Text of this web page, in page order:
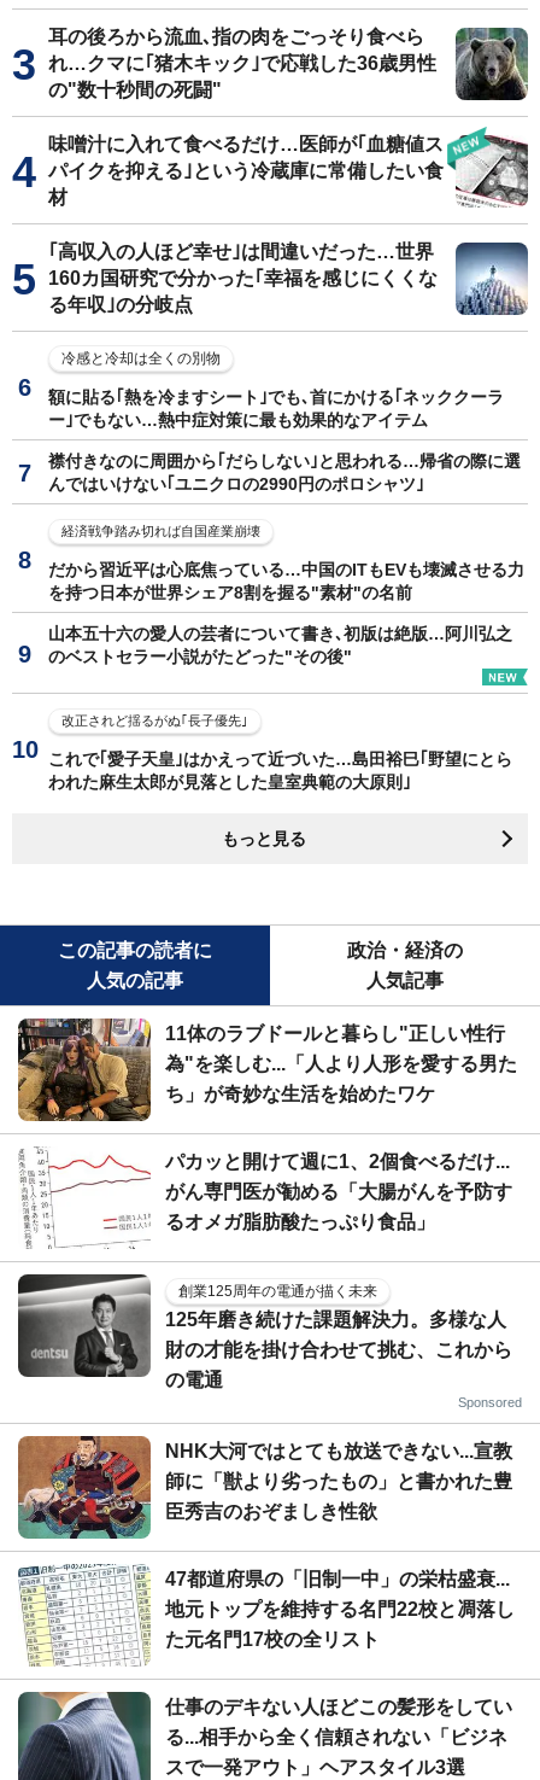
耳の後ろから流血､指の肉をごっそり食べら
れ…クマに｢猪木キック｣で応戦した36歳男性
の"数十秒間の死闘"
味噌汁に入れて食べるだけ…医師が｢血糖値ス
パイクを抑える｣という冷蔵庫に常備したい食
材
｢高収入の人ほど幸せ｣は間違いだった…世界
160カ国研究で分かった｢幸福を感じにくくな
る年収｣の分岐点
冷感と冷却は全くの別物
額に貼る｢熱を冷ますシート｣でも､首にかける｢ネッククーラ
ー｣でもない…熱中症対策に最も効果的なアイテム
襟付きなのに周囲から｢だらしない｣と思われる…帰省の際に選
んではいけない｢ユニクロの2990円のポロシャツ｣
経済戦争踏み切れば自国産業崩壊
だから習近平は心底焦っている…中国のITもEVも壊滅させる力
を持つ日本が世界シェア8割を握る"素材"の名前
山本五十六の愛人の芸者について書き､初版は絶版…阿川弘之
のベストセラー小説がたどった"その後"
改正されど揺るがぬ｢長子優先｣
これで｢愛子天皇｣はかえって近づいた…島田裕巳｢野望にとら
われた麻生太郎が見落とした皇室典範の大原則｣
もっと見る
この記事の読者に
人気の記事
政治・経済の
人気記事
11体のラブドールと暮らし"正しい性行
為"を楽しむ...「人より人形を愛する男た
ち」が奇妙な生活を始めたワケ
パカッと開けて週に1、2個食べるだけ...
がん専門医が勧める「大腸がんを予防す
るオメガ脂肪酸たっぷり食品」
創業125周年の電通が描く未来
125年磨き続けた課題解決力。多様な人
財の才能を掛け合わせて挑む、これから
の電通
Sponsored
NHK大河ではとても放送できない...宣教
師に「獣より劣ったもの」と書かれた豊
臣秀吉のおぞましき性欲
47都道府県の「旧制一中」の栄枯盛衰...
地元トップを維持する名門22校と凋落し
た元名門17校の全リスト
仕事のデキない人ほどこの髪形をしてい
る...相手から全く信頼されない「ビジネ
スで一発アウト」ヘアスタイル3選